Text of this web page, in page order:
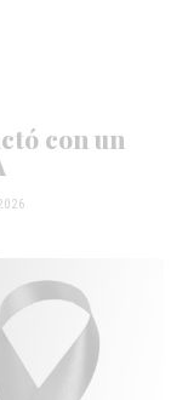
con un